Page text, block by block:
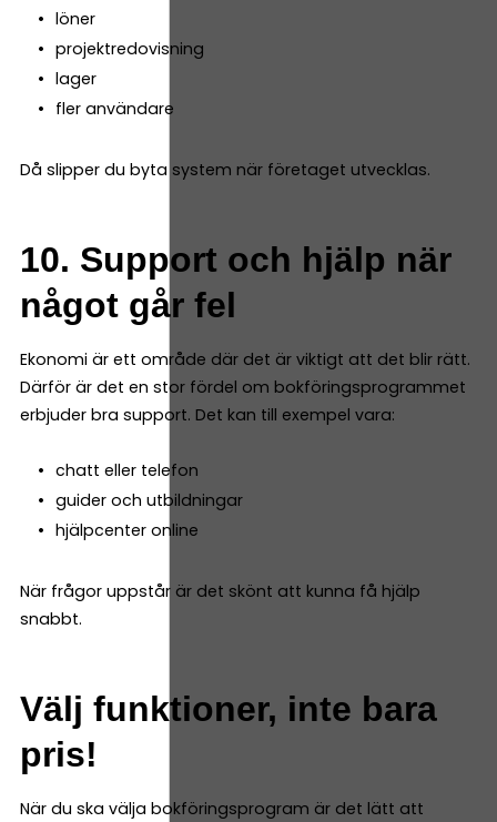
löner
projektredovisning
lager
fler användare
Då slipper du byta system när företaget utvecklas.
10. Support och hjälp när
något går fel
Ekonomi är ett område där det är viktigt att det blir rätt.
Därför är det en stor fördel om bokföringsprogrammet
erbjuder bra support. Det kan till exempel vara:
chatt eller telefon
guider och utbildningar
hjälpcenter online
När frågor uppstår är det skönt att kunna få hjälp
snabbt.
Välj funktioner, inte bara
pris!
När du ska välja bokföringsprogram är det lätt att